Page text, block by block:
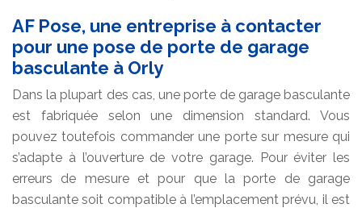
AF Pose, une entreprise à contacter
pour une pose de porte de garage
basculante à Orly
Dans la plupart des cas, une porte de garage basculante
est fabriquée selon une dimension standard. Vous
pouvez toutefois commander une porte sur mesure qui
s’adapte à l’ouverture de votre garage. Pour éviter les
erreurs de mesure et pour que la porte de garage
basculante soit compatible à l’emplacement prévu, il est